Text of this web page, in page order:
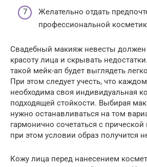
Желательно отдать
профессиональной
Свадебный макияж невесты должен
красоту лица и скрывать
такой мейк-ап будет выглядеть
При этом следует учесть, что
необходима своя индивидуальная
подходящей стойкости. Выбирая
нужно останавливаться на том
гармонично сочетаться с
при этом условии образ получится
Кожу лица перед нанесением